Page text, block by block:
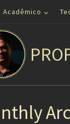
Acadêmico